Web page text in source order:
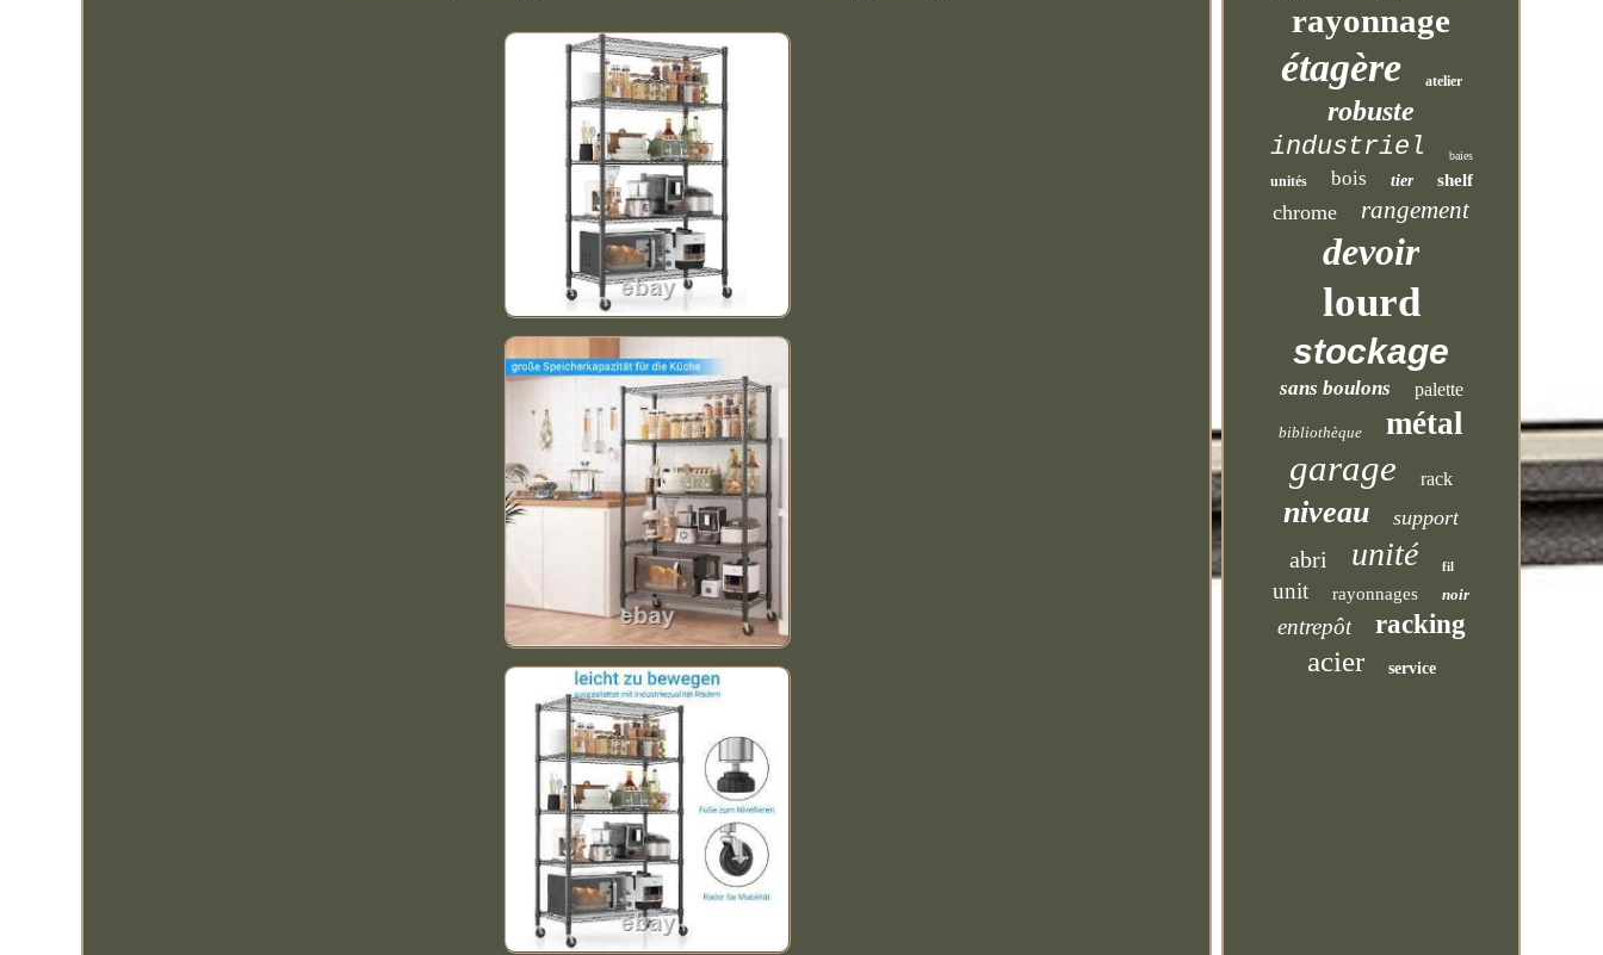
rayonnage
étagère atelier
robuste
industriel baies
unités bois tier shelf
chrome rangement
devoir
lourd
stockage
sans boulons palette
bibliothèque métal
garage rack
niveau support
abri unité fil
unit rayonnages noir
entrepôt racking
acier service